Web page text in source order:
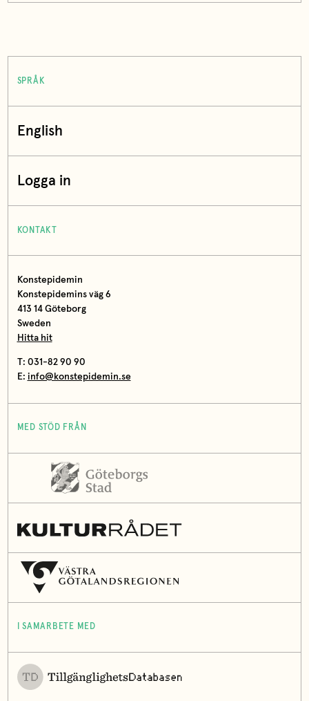
SPRÅK
English
Logga in
KONTAKT
Konstepidemin
Konstepidemins väg 6
413 14 Göteborg
Sweden
Hitta hit
T: 031-82 90 90
E: info@konstepidemin.se
MED STÖD FRÅN
I SAMARBETE MED